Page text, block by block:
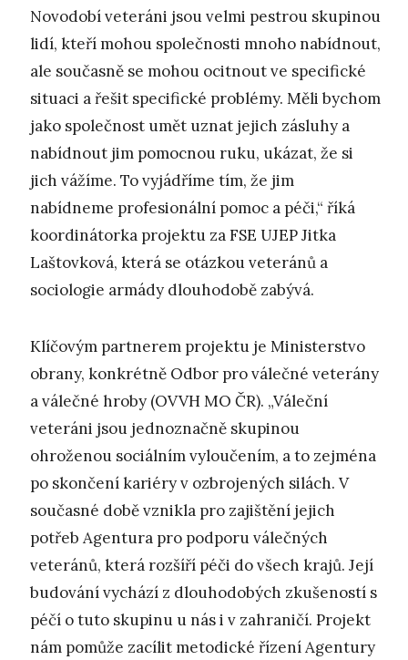
Novodobí veteráni jsou velmi pestrou skupinou
lidí, kteří mohou společnosti mnoho nabídnout,
ale současně se mohou ocitnout ve specifické
situaci a řešit specifické problémy. Měli bychom
jako společnost umět uznat jejich zásluhy a
nabídnout jim pomocnou ruku, ukázat, že si
jich vážíme. To vyjádříme tím, že jim
nabídneme profesionální pomoc a péči,“ říká
koordinátorka projektu za FSE UJEP Jitka
Laštovková, která se otázkou veteránů a
sociologie armády dlouhodobě zabývá.
Klíčovým partnerem projektu je Ministerstvo
obrany, konkrétně Odbor pro válečné veterány
a válečné hroby (OVVH MO ČR). „Váleční
veteráni jsou jednoznačně skupinou
ohroženou sociálním vyloučením, a to zejména
po skončení kariéry v ozbrojených silách. V
současné době vznikla pro zajištění jejich
potřeb Agentura pro podporu válečných
veteránů, která rozšíří péči do všech krajů. Její
budování vychází z dlouhodobých zkušeností s
péčí o tuto skupinu u nás i v zahraničí. Projekt
nám pomůže zacílit metodické řízení Agentury